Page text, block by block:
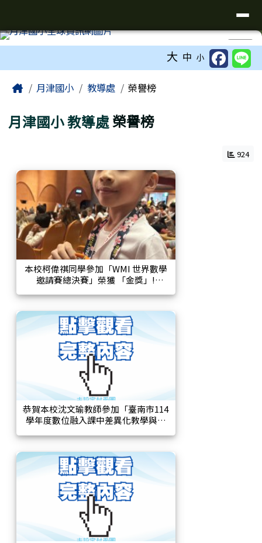
臺南市鹽水區月津國民小學全球資訊
⏸
大 中 小
Home月津國小 教導處 榮譽榜
月津國小教導處榮譽榜
924
本校柯偉祺同學參加「WMI 世界數學
邀請賽總決賽」榮獲 「金獎」!
恭賀本校沈文瑜教師參加「臺南市114
學年度數位融入課中差異化教學與教